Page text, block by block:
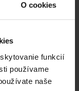
O cookies
funkcií
používame
naše
reštaurácia
Mikuláš -